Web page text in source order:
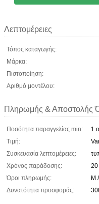
Λεπτομέρειες
Τόπος καταγωγής:
Μάρκα:
Πιστοποίηση:
Αριθμό μοντέλου:
Πληρωμής & Αποστολής
Ποσότητα παραγγελίας min:
1
Τιμή:
Συσκευασία λεπτομέρειες:
Χρόνος παράδοσης:
20
Όροι πληρωμής:
Μ
Δυνατότητα προσφοράς: